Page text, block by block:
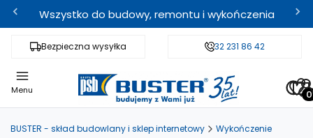
Wszystko do budowy, remontu i wykończenia
Bezpieczna wysyłka Fachowe doradztwo
32 231 86 42
Menu
BUSTER - skład budowlany i sklep internetowy Wykończenie